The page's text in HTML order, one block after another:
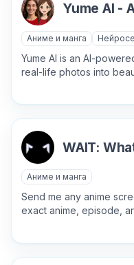
Yume AI -
Аниме и манга
Yume AI is an AI-
real-life photos into
WAIT:
Аниме и манга
Send me any anime
exact anime, episode,